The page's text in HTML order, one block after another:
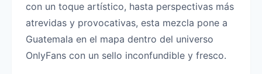
con un toque artístico, hasta perspectivas más
atrevidas y provocativas, esta mezcla pone a
Guatemala en el mapa dentro del universo
OnlyFans con un sello inconfundible y fresco.